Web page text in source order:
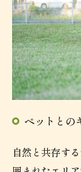
ペットとの
自然と共存す